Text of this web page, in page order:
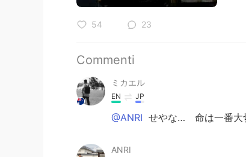
54 23
Commenti
ミカエル
EN JP
@ANRI せやな… 命は一番大
ANRI